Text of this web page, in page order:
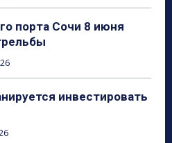
порта Сочи 8 июня
инвестировать